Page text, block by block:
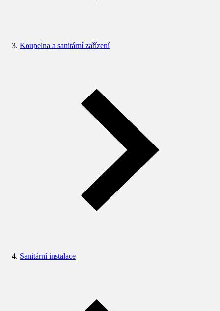
Koupelna a sanitární zařízení
Sanitární instalace